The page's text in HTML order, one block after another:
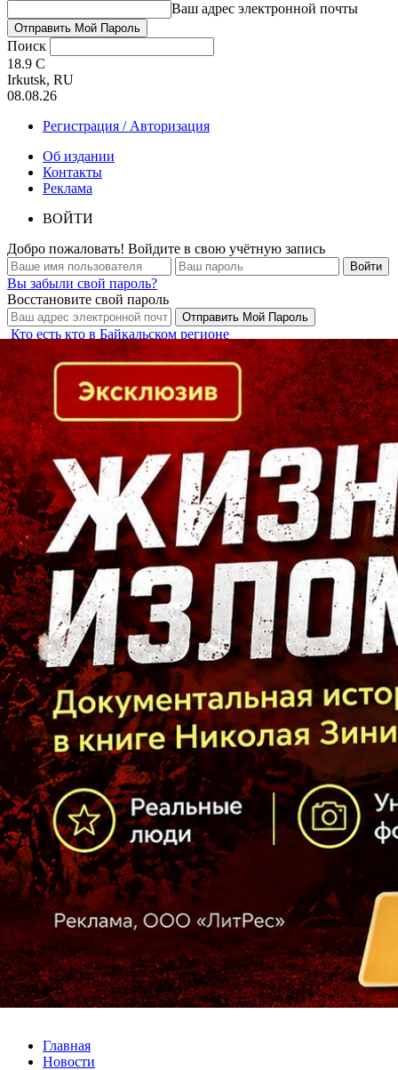
Ваш адрес электронной почты
Поиск
18.9 C
Irkutsk, RU
08.08.26
Регистрация / Авторизация
Об издании
Контакты
Реклама
ВОЙТИ
Добро пожаловать! Войдите в свою учётную запись
Вы забыли свой пароль?
Восстановите свой пароль
Кто есть кто в Байкальском регионе
Главная
Новости